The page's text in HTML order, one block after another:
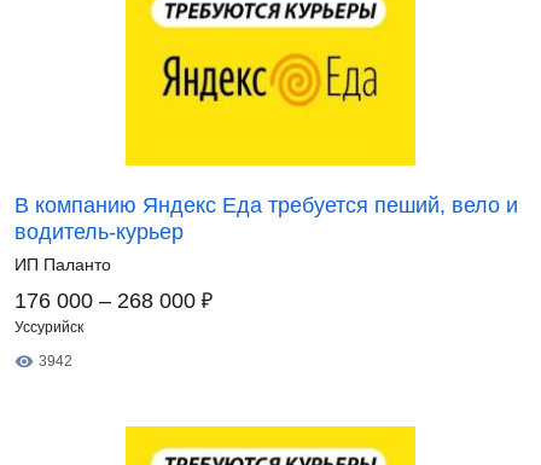
В компанию Яндекс Еда требуется пеший, вело и
водитель-курьер
ИП Паланто
176 000 – 268 000 ₽
Уссурийск
3942